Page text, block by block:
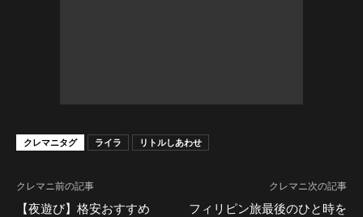
クレマニタグ ライラ リトルしあわせ
クレマニ前の記事
【夜遊び】格安おすすめ
クレマニ次の記事
フィリピン旅最後のひと時を